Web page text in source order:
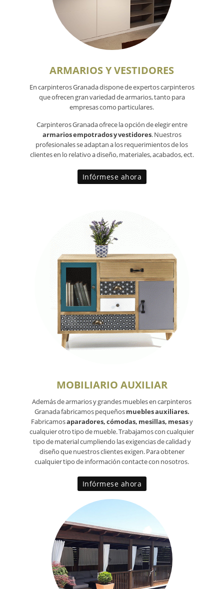
ARMARIOS Y VESTIDORES
En carpinteros Granada dispone de expertos carpinteros
que ofrecen gran variedad de armarios, tanto para
empresas como particulares.
Carpinteros Granada ofrece la opción de elegir entre
armarios empotrados y vestidores. Nuestros
profesionales se adaptan a los requerimientos de los
clientes en lo relativo a diseño, materiales, acabados, ect.
Infórmese ahora
MOBILIARIO AUXILIAR
Además de armarios y grandes muebles en carpinteros
Granada fabricamos pequeñosmuebles auxiliares.
Fabricamosaparadores, cómodas, mesillas, mesasy
cualquier otro tipo de mueble. Trabajamos con cualquier
tipo de material cumpliendo las exigencias de calidad y
diseño que nuestros clientes exigen. Para obtener
cualquier tipo de información contacte con nosotros.
Infórmese ahora